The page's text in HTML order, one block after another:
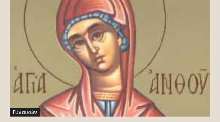
Γυναικών